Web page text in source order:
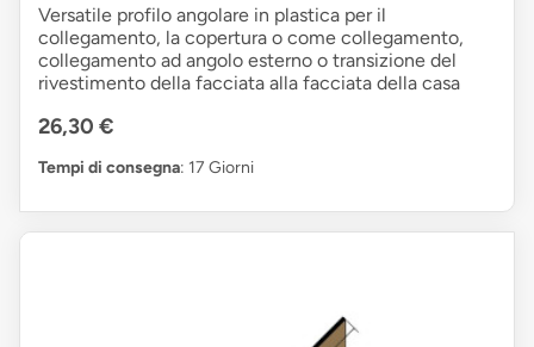
Versatile profilo angolare in plastica per il
collegamento, la copertura o come collegamento,
collegamento ad angolo esterno o transizione del
rivestimento della facciata alla facciata della casa
26,30 €
Tempi di consegna: 17 Giorni